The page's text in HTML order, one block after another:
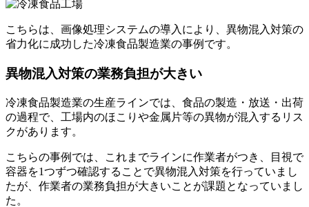
こちらは、画像処理システムの導入により、異物混入対策の
省力化に成功した冷凍食品製造業の事例です。
異物混入対策の業務負担が大きい
冷凍食品製造業の生産ラインでは、食品の製造・放送・出荷
の過程で、工場内のほこりや金属片等の異物が混入するリス
クがあります。
こちらの事例では、これまでラインに作業者がつき、目視で
容器を1つずつ確認することで異物混入対策を行っていまし
たが、作業者の業務負担が大きいことが課題となっていまし
た。